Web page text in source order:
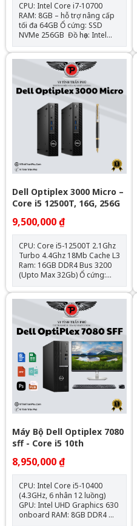
CPU: Intel Core i7-10700
RAM: 8GB – hỗ trợ nâng cấp
tối đa 64GB Ổ cứng: SSD
NVMe 256GB Đồ họa: Intel
UHD Graphics 630 (onboard)
Mainboard: Dell OEM –
Chipset H470 Cổng kết nối:
HDMI, VGA, 4x USB 3.0, 4x
USB 2.0, LAN Gigabit, Audio
combo Nguồn: Công suất
Dell Optiplex 3000 Micro –
Core i5 12500T, 16G, 256G
9,500,000 ₫
CPU: Core i5-12500T 2.1Ghz
Turbo 4.4Ghz 18Mb Cache L3
Ram: 16GB DDR4 Bus 3200
(Upto Max 32Gb) Ổ cứng:
SSD 256GB NVMe Đồ hoạ:
Intel UHD 770 Graphics
Optical: N/A Các tính năng
kèm theo: HDMI, NVME, SATA
III, USB 3.1, DisplayPort Cân
nặng: 1.33 Kg Adapter 65W –
11 License
Máy Bộ Dell Optiplex 7080
sff - Core i5 10th
8,950,000 ₫
CPU: Intel Core i5-10400
(4.3GHz, 6 nhân 12 luồng)
GPU: Intel UHD Graphics 630
onboard RAM: 8GB DDR4